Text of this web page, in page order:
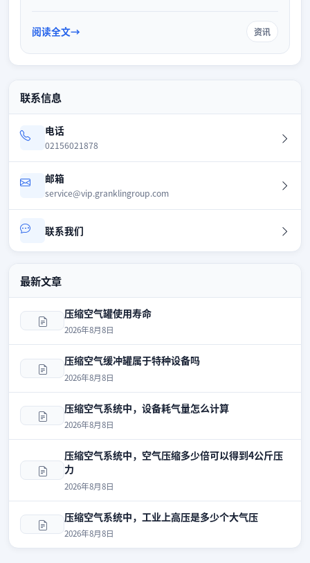
用气的安全、稳定与可靠，为医院气体系统管理提供
阅读全文 资讯
联系信息
电话
02156021878
邮箱
service@vip.granklingroup.com
联系我们
最新文章
压缩空气罐使用寿命
2026年8月8日
压缩空气缓冲罐属于特种设备吗
2026年8月8日
压缩空气系统中，设备耗气量怎么计算
2026年8月8日
压缩空气系统中，空气压缩多少倍可以得到4公斤压
力
2026年8月8日
压缩空气系统中，工业上高压是多少个大气压
2026年8月8日